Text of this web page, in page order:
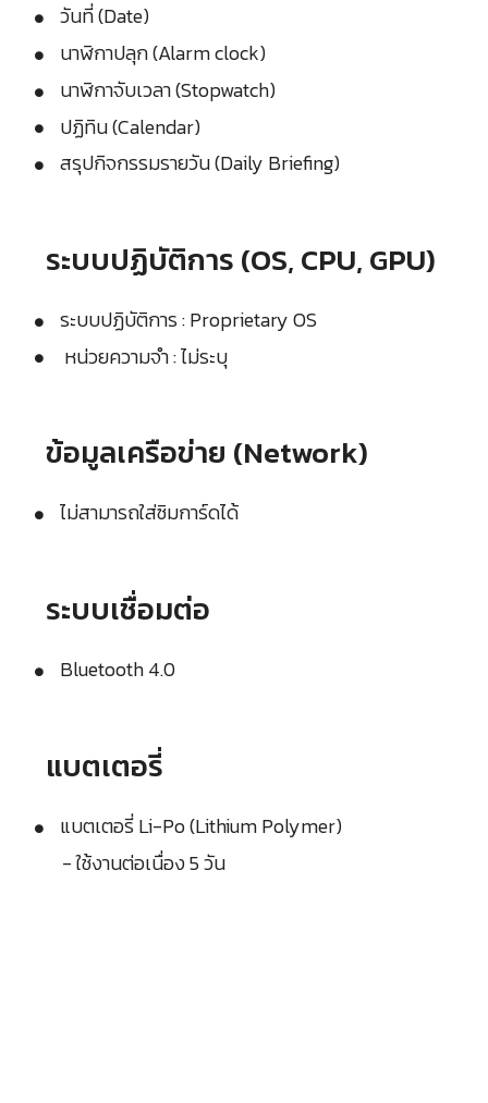
วันที่ (Date)
นาฬิกาปลุก (Alarm clock)
นาฬิกาจับเวลา (Stopwatch)
ปฏิทิน (Calendar)
สรุปกิจกรรมรายวัน (Daily Briefing)
ระบบปฏิบัติการ (OS, CPU, GPU)
ระบบปฏิบัติการ : Proprietary OS
หน่วยความจำ : ไม่ระบุ
ข้อมูลเครือข่าย (Network)
ไม่สามารถใส่ซิมการ์ดได้
ระบบเชื่อมต่อ
Bluetooth 4.0
แบตเตอรี่
แบตเตอรี่ Li-Po (Lithium Polymer)
- ใช้งานต่อเนื่อง 5 วัน